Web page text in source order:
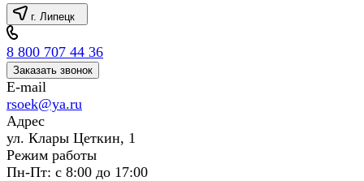
г. Липецк
8 800 707 44 36
Заказать звонок
E-mail
rsoek@ya.ru
Адрес
ул. Клары Цеткин, 1
Режим работы
Пн-Пт: с 8:00 до 17:00